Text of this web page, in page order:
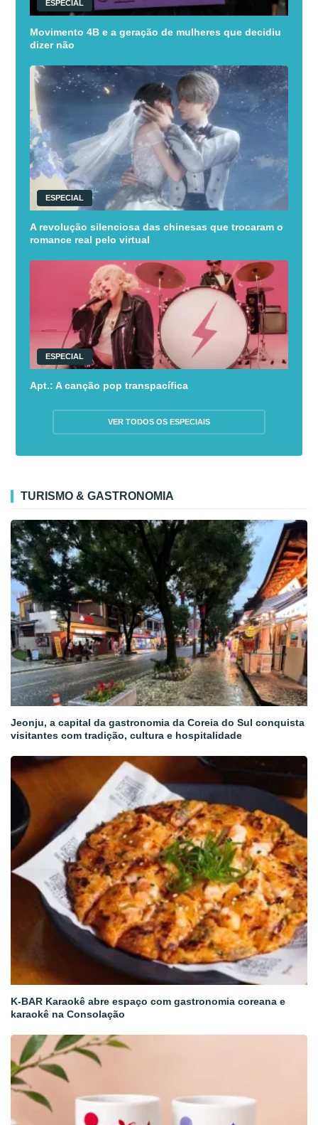
ESPECIAL
Movimento 4B e a geração de mulheres que decidiu
dizer não
ESPECIAL
A revolução silenciosa das chinesas que trocaram o
romance real pelo virtual
ESPECIAL
Apt.: A canção pop transpacífica
VER TODOS OS ESPECIAIS
TURISMO & GASTRONOMIA
Jeonju, a capital da gastronomia da Coreia do Sul conquista
visitantes com tradição, cultura e hospitalidade
K-BAR Karaokê abre espaço com gastronomia coreana e
karaokê na Consolação